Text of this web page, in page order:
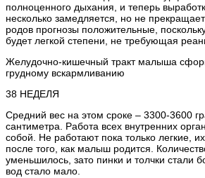
полноценного дыхания, и теперь
несколько замедляется, но не
родов прогнозы положительные,
будет легкой степени, не требующая
Желудочно-кишечный тракт малыша
грудному вскармливанию
38 НЕДЕЛЯ
Средний вес на этом сроке – 3300-3600
сантиметра. Работа всех внутренних
собой. Не работают пока только легкие,
после того, как малыш родится.
уменьшилось, зато пинки и толчки стали
вод стало мало.